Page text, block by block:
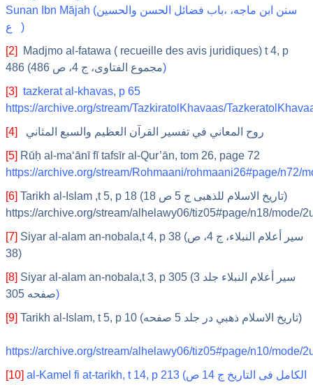
Sunan Ibn Mājah (سنن ابن ماجه، ،باب فضائل الحسن والحسین
ع )
[2]
Madjmo al-fatawa ( recueille des avis juridiques) t 4, p
486 (مجموع الفتاوى، ج 4، ص 486)
[3] tazkerat al-khavas, p 65
https://archive.org/stream/TazkiratolKhavaas/
[4]
روح المعاني في تفسير القرآن العظيم والسبع المثاني
[5] Rūḥ al-ma‘ānī fī tafsīr al-Qur’ān, tom 26, page 72
https://archive.org/stream/Rohmaani/rohmaani26#page/n72/
[6]
Tarikh al-Islam ,t 5, p 18 (تاریخ الاسلام للذهبی ج 5 ص 18)
https://archive.org/stream/alhelawy06/tiz05#page/n18/mode/
[7] Siyar al-alam an-nobala,t 4, p 38 (سير أعلام النبلاء، ج 4، ص
38)
[8] Siyar al-alam an-nobala,t 3, p 305 (سير أعلام النبلاء جلد 3
صفحه 305)
[9]
Tarikh al-Islam, t 5, p 10 (تاريخ الاسلام ذهبي در جلد 5 صفحه)
https://archive.org/stream/alhelawy06/tiz05#page/n10/mode/
[10] al-Kamel fi at-tarikh, t 14, p 213 (الکامل فی التاریخ ج 14 ص